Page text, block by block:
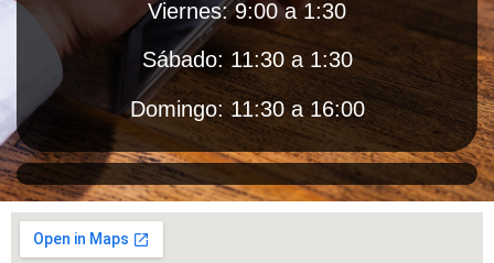
Viernes: 9:00 a 1:30
Sábado: 11:30 a 1:30
Domingo: 11:30 a 16:00